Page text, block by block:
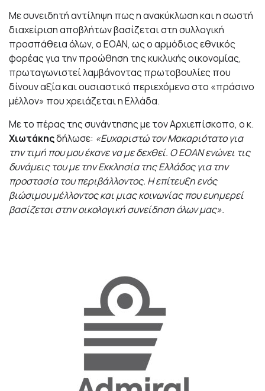
Με συνειδητή αντίληψη πως η ανακύκλωση και η σωστή
διαχείριση αποβλήτων βασίζεται στη συλλογική
προσπάθεια όλων, ο ΕΟΑΝ, ως ο αρμόδιος εθνικός
φορέας για την προώθηση της κυκλικής οικονομίας,
πρωταγωνιστεί λαμβάνοντας πρωτοβουλίες που
δίνουν αξία και ουσιαστικό περιεχόμενο στο «πράσινο
μέλλον» που χρειάζεται η Ελλάδα.
Με το πέρας της συνάντησης με τον Αρχιεπίσκοπο, ο κ.
Χιωτάκηςδήλωσε: «Ευχαριστώ τον Μακαριότατο για
την τιμή που μου έκανε να με δεχθεί. Ο ΕΟΑΝ ενώνει τις
δυνάμεις του με την Εκκλησία της Ελλάδος για την
προστασία του περιβάλλοντος. Η επίτευξη ενός
βιώσιμου μέλλοντος και μιας κοινωνίας που ευημερεί
βασίζεται στην οικολογική συνείδηση όλων μας».